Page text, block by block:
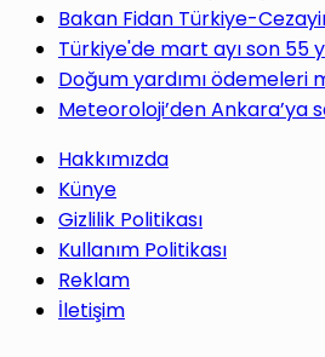
Bakan Fidan Türkiye-
Türkiye'de mart ayı son 55
Doğum yardımı ödemeleri
Meteoroloji’den Ankara’ya
Hakkımızda
Künye
Gizlilik Politikası
Kullanım Politikası
Reklam
İletişim